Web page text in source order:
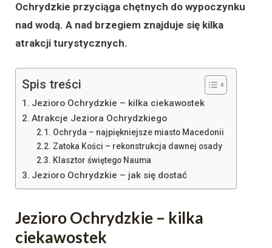
Ochrydzkie przyciąga chętnych do wypoczynku
nad wodą. A nad brzegiem znajduje się kilka
atrakcji turystycznych.
Spis treści
Jezioro Ochrydzkie – kilka ciekawostek
Atrakcje Jeziora Ochrydzkiego
Ochryda – najpiękniejsze miasto Macedonii
Zatoka Kości – rekonstrukcja dawnej osady
Klasztor świętego Nauma
Jezioro Ochrydzkie – jak się dostać
Jezioro Ochrydzkie – kilka
ciekawostek